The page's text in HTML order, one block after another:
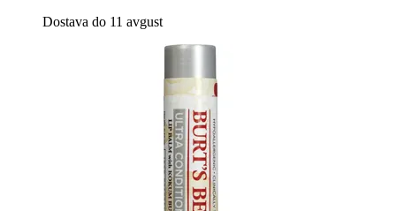
Dostava do 11 avgust